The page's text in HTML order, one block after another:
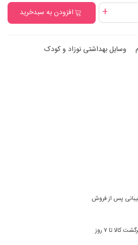
+ افزودن به سبدخرید
وسایل بهداشتی نوزاد و کودک
پس از فروش
کالا تا ۷ روز